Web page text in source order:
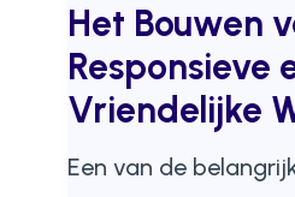
Het Bouwen
Responsieve
Vriendelijke
Een van de